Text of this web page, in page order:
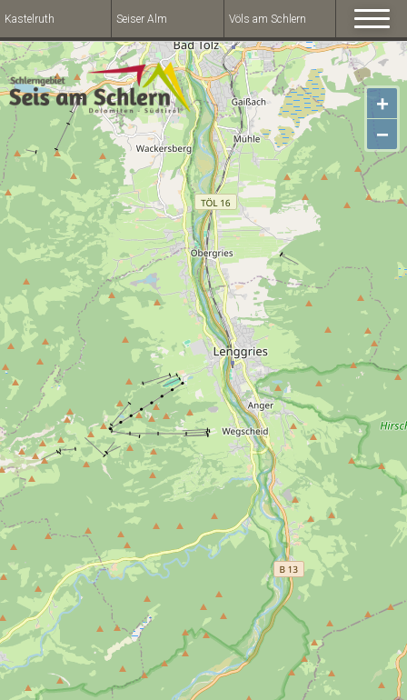
Kastelruth Seiser Alm Völs am Schlern
+
−